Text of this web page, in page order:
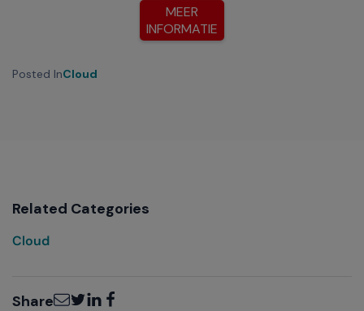
MEER
INFORMATIE
Posted InCloud
Related Categories
Cloud
ShareEmailTwitter
LinkedInFacebook